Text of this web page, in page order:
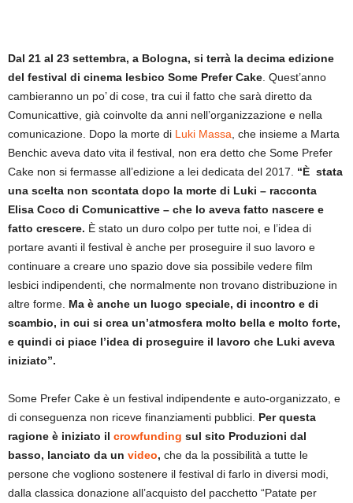
Dal 21 al 23 settembra, a Bologna, si terrà la decima edizione
del festival di cinema lesbico Some Prefer Cake . Quest’anno
cambieranno un po’ di cose, tra cui il fatto che sarà diretto da
Comunicattive, già coinvolte da anni nell’organizzazione e nella
comunicazione. Dopo la morte di Luki Massa , che insieme a Marta
Benchic aveva dato vita il festival, non era detto che Some Prefer
Cake non si fermasse all’edizione a lei dedicata del 2017. “È stata
una scelta non scontata dopo la morte di Luki – racconta
Elisa Coco di Comunicattive – che lo aveva fatto nascere e
fatto crescere. È stato un duro colpo per tutte noi, e l’idea di
portare avanti il festival è anche per proseguire il suo lavoro e
continuare a creare uno spazio dove sia possibile vedere film
lesbici indipendenti, che normalmente non trovano distribuzione in
altre forme. Ma è anche un luogo speciale, di incontro e di
scambio, in cui si crea un’atmosfera molto bella e molto forte,
e quindi ci piace l’idea di proseguire il lavoro che Luki aveva
iniziato”.
Some Prefer Cake è un festival indipendente e auto-organizzato, e
di conseguenza non riceve finanziamenti pubblici. Per questa
ragione è iniziato il crowfunding sul sito Produzioni dal
basso, lanciato da un video, che da la possibilità a tutte le
persone che vogliono sostenere il festival di farlo in diversi modi,
dalla classica donazione all’acquisto del pacchetto “Patate per